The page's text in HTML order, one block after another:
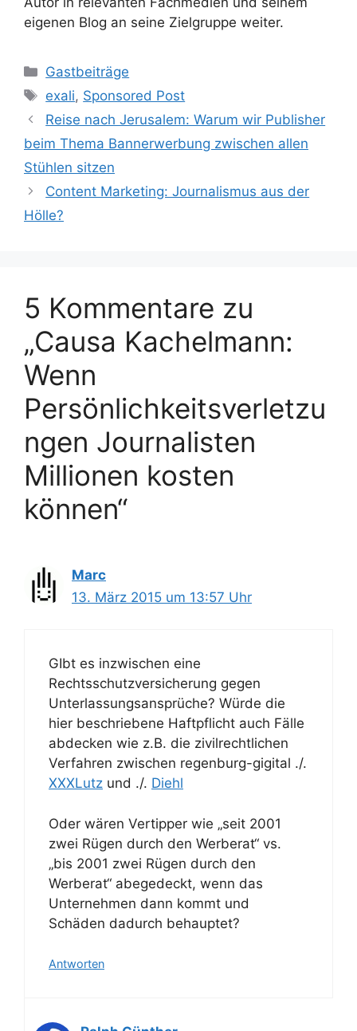
eigenen Blog an seine Zielgruppe weiter.
Kategorien
Gastbeiträge
Schlagwörter
exali, Sponsored Post
Reise nach Jerusalem: Warum wir Publisher
beim Thema Bannerwerbung zwischen allen
Stühlen sitzen
Content Marketing: Journalismus aus der
Hölle?
5 Kommentare zu
„Causa Kachelmann:
Wenn
Persönlichkeitsverletzu
ngen Journalisten
Millionen kosten
können“
Marc
13. März 2015 um 13:57 Uhr
GIbt es inzwischen eine
Rechtsschutzversicherung gegen
Unterlassungsansprüche? Würde die
hier beschriebene Haftpflicht auch Fälle
abdecken wie z.B. die zivilrechtlichen
Verfahren zwischen regenburg-gigital ./.
XXXLutz und ./. Diehl
Oder wären Vertipper wie „seit 2001
zwei Rügen durch den Werberat“ vs.
„bis 2001 zwei Rügen durch den
Werberat“ abegedeckt, wenn das
Unternehmen dann kommt und
Schäden dadurch behauptet?
Antworten